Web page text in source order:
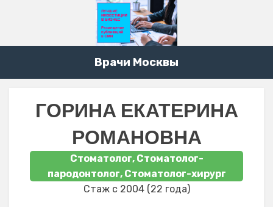
Врачи Москвы
ГОРИНА ЕКАТЕРИНА
РОМАНОВНА
Стоматолог, Стоматолог-
пародонтолог, Стоматолог-хирург
Стаж с 2004 (22 года)